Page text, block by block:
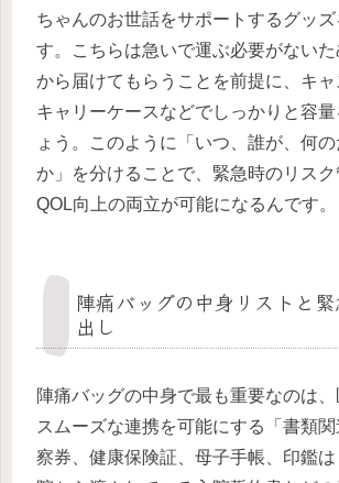
ちゃんのお世話をサポートするグッズ
す。こちらは急いで運ぶ必要がない
から届けてもらうことを前提に、キ
キャリーケースなどでしっかりと容
ょう。このように「いつ、誰が、何の
か」を分けることで、緊急時のリス
QOL向上の両立が可能になるんです。
陣痛バッグの中身リストと
出し
陣痛バッグの中身で最も重要なのは
スムーズな連携を可能にする「書類
察券、健康保険証、母子手帳、印鑑